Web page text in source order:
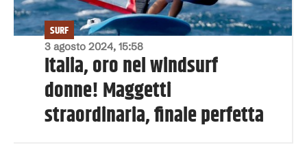
3 agosto 2024, 15:58
SURF
Italia, oro nel windsurf
donne! Maggetti
straordinaria, finale perfetta